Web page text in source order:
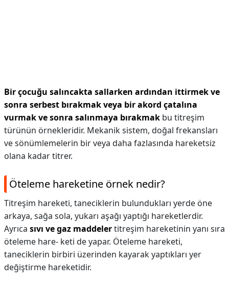
Bir çocuğu salıncakta sallarken ardından ittirmek ve
sonra serbest bırakmak veya bir akord çatalına
vurmak ve sonra salınmaya bırakmak bu titreşim
türünün örnekleridir. Mekanik sistem, doğal frekansları
ve sönümlemelerin bir veya daha fazlasında hareketsiz
olana kadar titrer.
Öteleme hareketine örnek nedir?
Titreşim hareketi, taneciklerin bulundukları yerde öne
arkaya, sağa sola, yukarı aşağı yaptığı hareketlerdir.
Ayrıca sıvı ve gaz maddelertitreşim hareketinin yanı sıra
öteleme hare- keti de yapar. Öteleme hareketi,
taneciklerin birbiri üzerinden kayarak yaptıkları yer
değiştirme hareketidir.